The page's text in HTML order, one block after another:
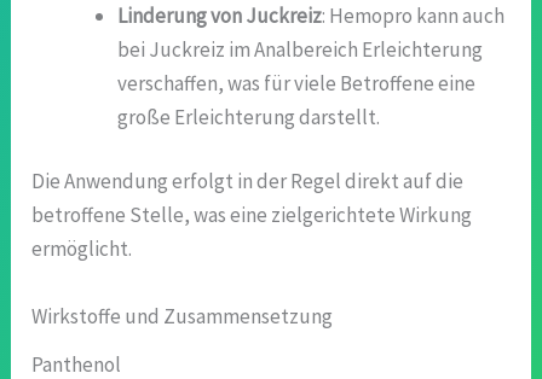
Linderung von Juckreiz: Hemopro kann auch
bei Juckreiz im Analbereich Erleichterung
verschaffen, was für viele Betroffene eine
große Erleichterung darstellt.
Die Anwendung erfolgt in der Regel direkt auf die
betroffene Stelle, was eine zielgerichtete Wirkung
ermöglicht.
Wirkstoffe und Zusammensetzung
Panthenol